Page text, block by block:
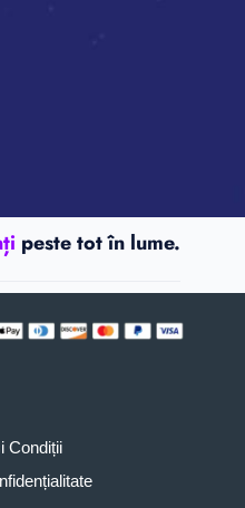
peste tot în lume.
Condiții